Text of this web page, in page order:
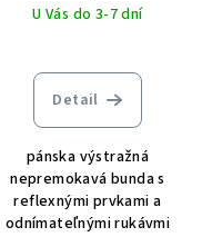
U Vás do 3-7 dní
Detail
pánska výstražná
nepremokavá bunda s
reflexnými prvkami a
odnímateľnými rukávmi